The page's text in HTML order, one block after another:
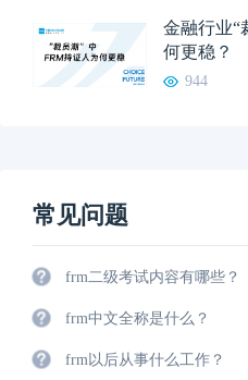
金融行业“
何更稳？
944
常见问题
frm二级考试内容有哪些？
frm中文全称是什么？
frm以后从事什么工作？